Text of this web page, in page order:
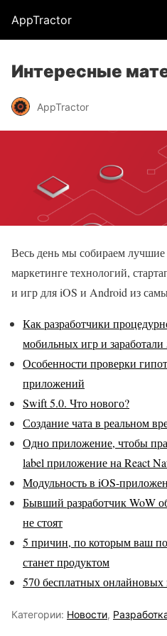
AppTractor
Интересные
AppTractor
Весь день мы собираем лучшие
маркетинге технологий,
и игр для iOS и Android из
Как разработчики
мобильных игр и заработали
Особенности проверки
приложений
Swift 5.0. Что нового?
Создание чата в реальном
Одно приложение, чтобы
label приложение на React
Модульность в iOS-
Бывший разработчик WoW
не стоят
5 причин, по которым ваш
станет продуктом
570 бесплатных онлайновых
Категории: Новости,